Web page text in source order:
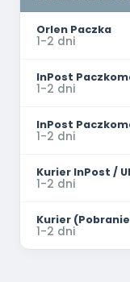
Orlen Paczka
1-2 dni
InPost
1-2 dni
InPost
1-2 dni
Kurier InPost /
1-2 dni
Kurier
1-2 dni